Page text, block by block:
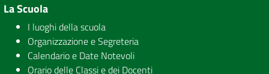
La Scuola
I luoghi della scuola
Organizzazione e Segreteria
Calendario e Date Notevoli
Orario delle Classi e dei Docenti